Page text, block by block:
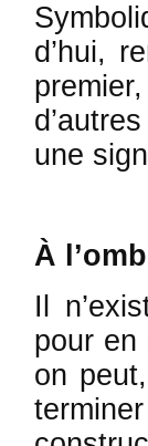
d’hui,
une
À
Il
pour en
on